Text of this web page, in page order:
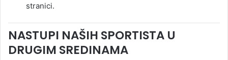
stranici.
NASTUPI NAŠIH SPORTISTA U
DRUGIM SREDINAMA